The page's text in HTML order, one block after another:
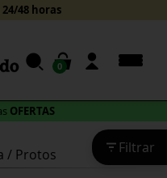
OFERTAS
24/48 horas!
0
/ Protos Filtrar